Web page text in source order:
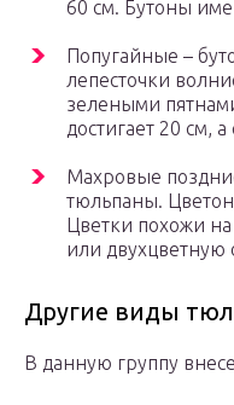
60 см. Бутоны
Попугайные –
лепесточки
зелеными
достигает 20 см,
Махровые
тюльпаны.
Цветки похожи
или двухцветную
Другие виды
В данную группу